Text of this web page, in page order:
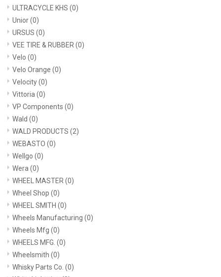
ULTRACYCLE KHS (0)
Unior(0)
URSUS (0)
VEE TIRE & RUBBER (0)
Velo (0)
Velo Orange (0)
Velocity(0)
Vittoria (0)
VP Components (0)
Wald (0)
WALD PRODUCTS (2)
WEBASTO (0)
Wellgo (0)
Wera (0)
WHEEL MASTER (0)
Wheel Shop (0)
WHEEL SMITH (0)
Wheels Manufacturing (0)
Wheels Mfg (0)
WHEELS MFG. (0)
Wheelsmith (0)
Whisky Parts Co. (0)